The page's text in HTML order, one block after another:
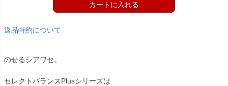
カートに入れる
返品特約について
のせるシアワセ。
セレクトバランスPlusシリーズは